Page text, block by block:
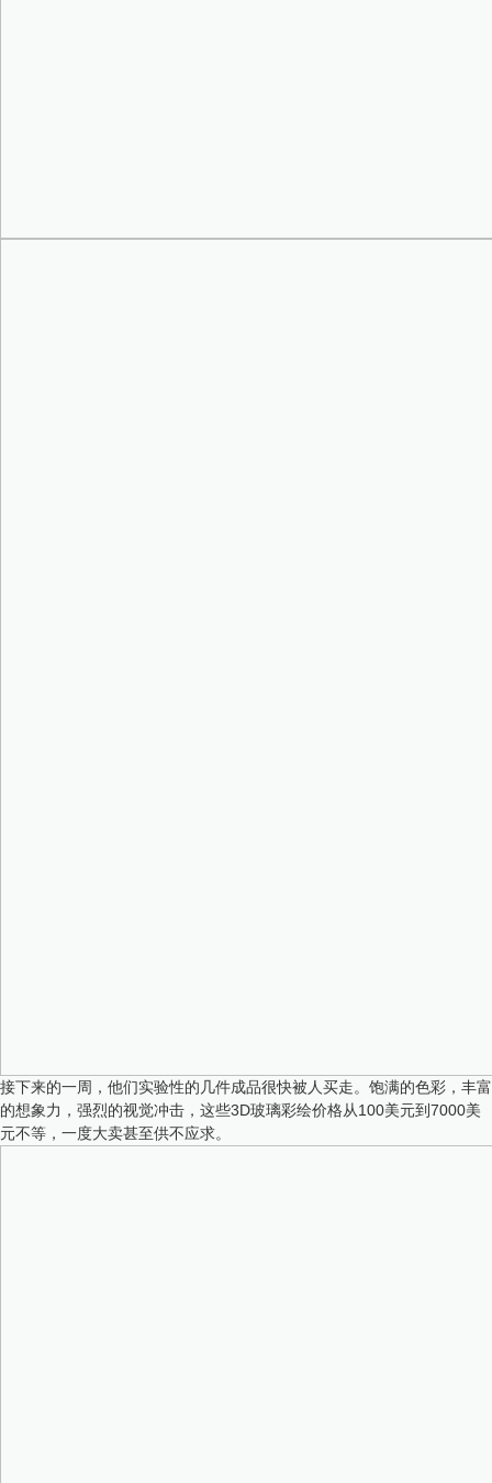
接下来的一周，他们实验性的几件成品很快被人买走。饱满的色彩，丰富
的想象力，强烈的视觉冲击，这些3D玻璃彩绘价格从100美元到7000美
元不等，一度大卖甚至供不应求。